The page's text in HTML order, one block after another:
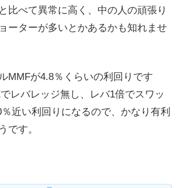
比べて異常に高く、中の人の頑張り
ーターが多いとかあるかも知れませ
MMFが4.8％くらいの利回りです
レバレッジ無し、レバ1倍でスワッ
近い利回りになるので、かなり有利
です。